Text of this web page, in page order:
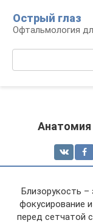
контенту
Острый глаз
Офтальмология
Анатомия
Близорукость –
фокусирование
перед сетчатой